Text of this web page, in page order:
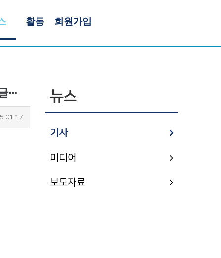
활동 회원가입
국회에서 ‘제12회 도전한국인’ 대상 시상식 성료…조영관 대표 “도전분야 노벨상 ‘도전한국인상’ 글로벌로 확대”
01:17
뉴스
기사
미디어
보도자료